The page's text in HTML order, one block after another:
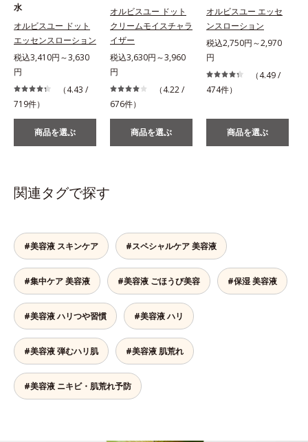
水
オルビスユー ドット
エッセンスローション
税込3,410円～3,630
円
（4.43 /
719件）
商品を選ぶ
オルビスユー ドット
クリームモイスチャラ
イザー
税込3,630円～3,960
円
（4.22 /
676件）
商品を選ぶ
オルビスユー エッセ
ンスローション
税込2,750円～2,970
円
（4.49 /
474件）
商品を選ぶ
関連タグで探す
#美容液 スキンケア #スペシャルケア 美容液
#集中ケア 美容液 #美容液 ごほうび美容 #保湿 美容液
#美容液 ハリつや習慣 #美容液 ハリ
#美容液 弾むハリ肌 #美容液 肌荒れ
#美容液 ニキビ・肌荒れ予防